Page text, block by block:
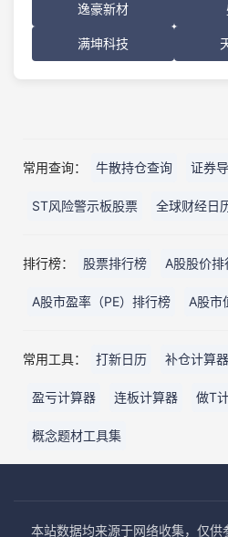
逸豪新材
满坤科技
常用查询： 牛散持仓查询 证券
ST风险警示板股票 全球财经日
排行榜： 股票排行榜 A股股价排
A股市盈率（PE）排行榜 A股市
常用工具： 打新日历 补仓计算器
盈亏计算器 连板计算器 做T
概念题材工具集
本站数据均来源于网络收集，仅